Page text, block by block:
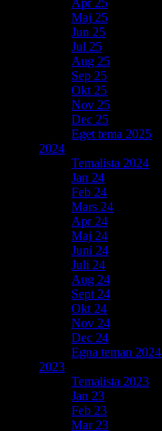
Maj 25
Jun 25
Jul 25
Aug 25
Sep 25
Okt 25
Nov 25
Dec 25
Eget tema 2025
2024
Temalista 2024
Jan 24
Feb 24
Mars 24
Apr 24
Maj 24
Juni 24
Juli 24
Aug 24
Sept 24
Okt 24
Nov 24
Dec 24
Egna teman 2024
2023
Temalista 2023
Jan 23
Feb 23
Mar 23